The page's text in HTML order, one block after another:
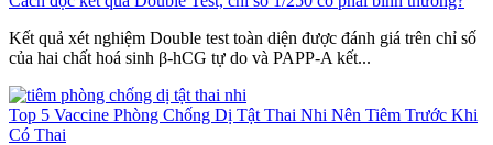
Kết quả xét nghiệm Double test toàn diện được đánh giá trên chỉ số
của hai chất hoá sinh β-hCG tự do và PAPP-A kết...
Top 5 Vaccine Phòng Chống Dị Tật Thai Nhi Nên Tiêm Trước Khi
Có Thai